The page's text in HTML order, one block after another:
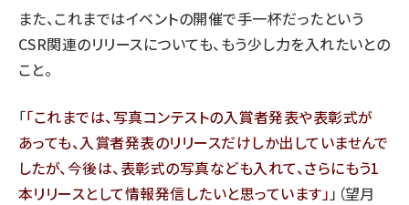
また、これまではイベントの開催で手一杯だったという
CSR関連のリリースについても、もう少し力を入れたいとの
こと。
「 これまでは、写真コンテストの入賞者発表や表彰式が
あっても、入賞者発表のリリースだけしか出していませんで
したが、今後は、表彰式の写真なども入れて、さらにもう1
本リリースとして情報発信したいと思っています 」（望月